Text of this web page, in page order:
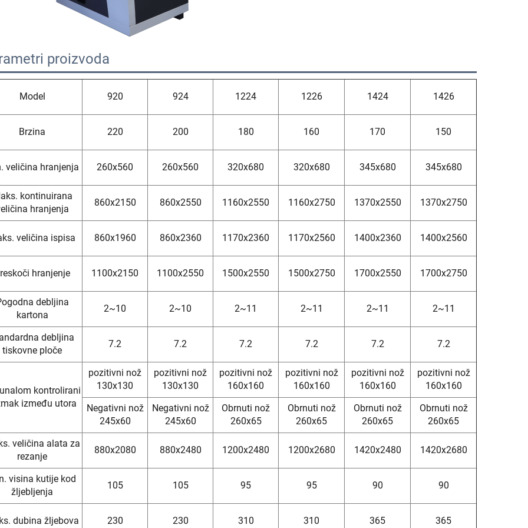
proizvoda
Model 920 924 1224 1226 1424 1426
Brzina 220 200 180 160 170 150
veličina hranjenja 260x560 260x560 320x680 320x680 345x680 345x680
kontinuirana
hranjenja
860x2150 860x2550 1160x2550 1160x2750 1370x2550 1370x2750
veličina ispisa 860x1960 860x2360 1170x2360 1170x2560 1400x2360 1400x2560
hranjenje 1100x2150 1100x2550 1500x2550 1500x2750 1700x2550 1700x2750
debljina
kartona
2~10 2~10 2~11 2~11 2~11 2~11
debljina
tiskovne ploče
7.2 7.2 7.2 7.2 7.2 7.2
kontrolirani
između utora
pozitivni nož
130x130
pozitivni nož
130x130
pozitivni nož
160x160
pozitivni nož
160x160
pozitivni nož
160x160
pozitivni nož
160x160
Negativni nož
245x60
Negativni nož
245x60
Obrnuti nož
260x65
Obrnuti nož
260x65
Obrnuti nož
260x65
Obrnuti nož
260x65
veličina alata za
rezanje
880x2080 880x2480 1200x2480 1200x2680 1420x2480 1420x2680
visina kutije kod
žljebljenja
105 105 95 95 90 90
dubina žljebova 230 230 310 310 365 365